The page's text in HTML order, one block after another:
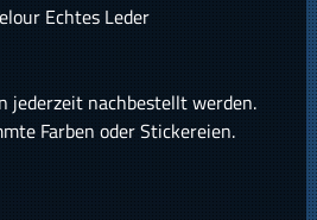
Echtes Leder
jederzeit nachbestellt werden.
Farben oder Stickereien.